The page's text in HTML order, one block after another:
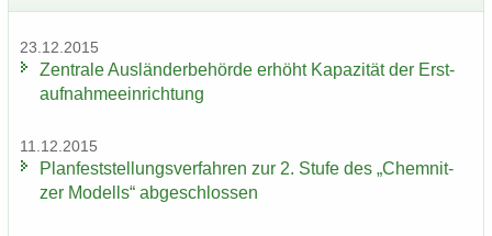
23.12.2015
Zen­tra­le Aus­län­der­be­hör­de er­höht Ka­pa­zi­tät der Erst­
auf­nah­me­ein­rich­tung
11.12.2015
Plan­fest­stel­lungs­ver­fah­ren zur 2. Stufe des „Chem­nit­
zer Mo­dells“ ab­ge­schlos­sen